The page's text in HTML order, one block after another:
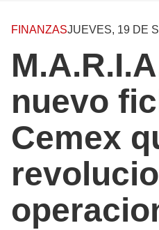
FINANZASJUEVES, 19 DE
nuevo
Cemex